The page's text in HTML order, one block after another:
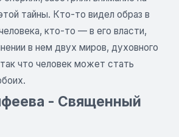
тайны. Кто-то видел образ в
кто-то — в его власти,
в нем двух миров, духовного
что человек может стать
- Священный